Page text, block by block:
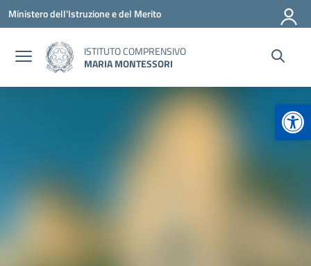
Vai ai contenuti
Vai al menu di navigazione
Vai al footer
Ministero dell'Istruzione e del Merito
ISTITUTO COMPRENSIVO
MARIA MONTESSORI